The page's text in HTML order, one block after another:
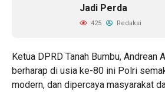
Jadi Perda
425 Redaksi
Ketua DPRD Tanah Bumbu, Andrean
berharap di usia ke-80 ini Polri
modern, dan dipercaya masyarakat